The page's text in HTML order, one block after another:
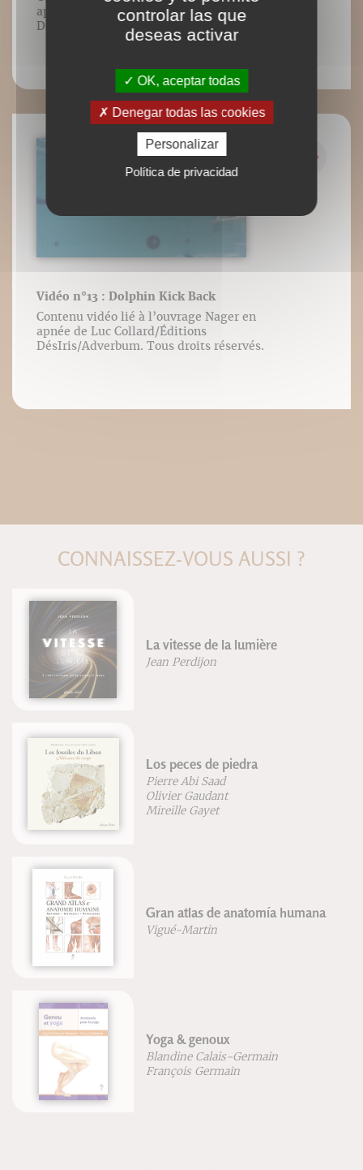
apnée de Luc Collard/Éditions
DésIris/Adverbum. Tous droits réservés.
Vidéo n°13 : Dolphin Kick Back
Contenu vidéo lié à l’ouvrage Nager en
apnée de Luc Collard/Éditions
DésIris/Adverbum. Tous droits réservés.
CONNAISSEZ-VOUS AUSSI ?
vitesse de la lumière
Perdijon
peces de piedra
Abi Saad
Gaudant
Gayet
atlas de anatomía humana
Martin
& genoux
Calais-Germain
Germain
controlar las que
deseas activar
OK, aceptar todas
Denegar todas las cookies
Personalizar
Política de privacidad